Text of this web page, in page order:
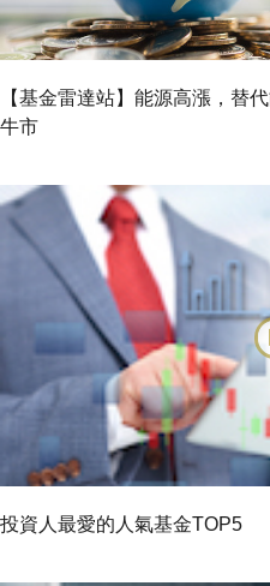
【基金雷達站】能源高漲，替
牛市
投資人最愛的人氣基金TOP5